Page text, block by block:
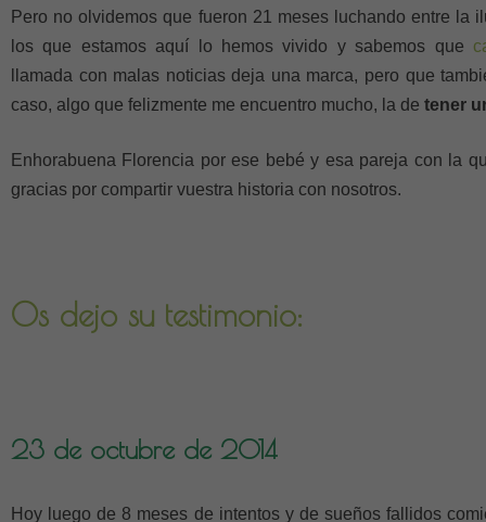
Pero no olvidemos que fueron 21 meses luchando entre la
los que estamos aquí lo hemos vivido y sabemos que
llamada con malas noticias deja una marca, pero que
caso, algo que felizmente me encuentro mucho, la de tener
Enhorabuena Florencia por ese bebé y esa pareja con la
gracias por compartir vuestra historia con nosotros.
Os dejo su testimonio:
23 de octubre de 2014
Hoy luego de 8 meses de intentos y de sueños fallidos